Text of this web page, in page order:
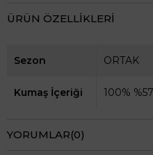
ÜRÜN ÖZELLIKLERI
Sezon ORTAK
Kumaş İçeriği 100%
YORUMLAR(0)